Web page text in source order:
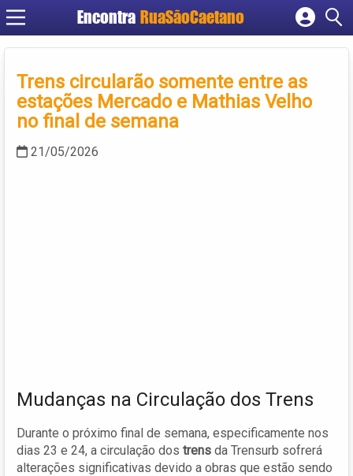
Encontra RuaSãoCaetano
Cadastrar empresa
Criar conta
Trens circularão somente entre as
estações Mercado e Mathias Velho
no final de semana
21/05/2026
Mudanças na Circulação dos Trens
Durante o próximo final de semana, especificamente nos
dias 23 e 24, a circulação dos trens da Trensurb sofrerá
alterações significativas devido a obras que estão sendo